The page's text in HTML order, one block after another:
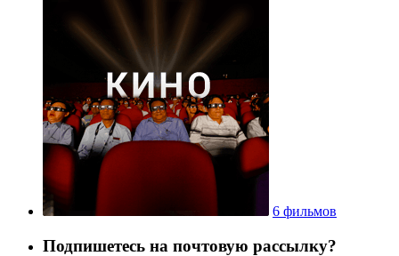
6 фильмов
Подпишетесь на почтовую рассылку?